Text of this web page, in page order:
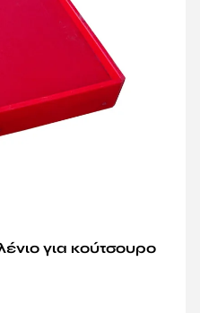
για κούτσουρο